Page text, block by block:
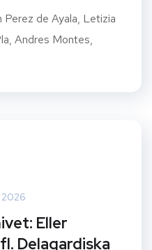
Perez de Ayala, Letizia
Andres Montes,
2026
Eller
Delagardiska